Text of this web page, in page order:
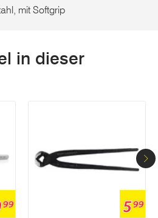
mit Softgrip
in dieser
99 599